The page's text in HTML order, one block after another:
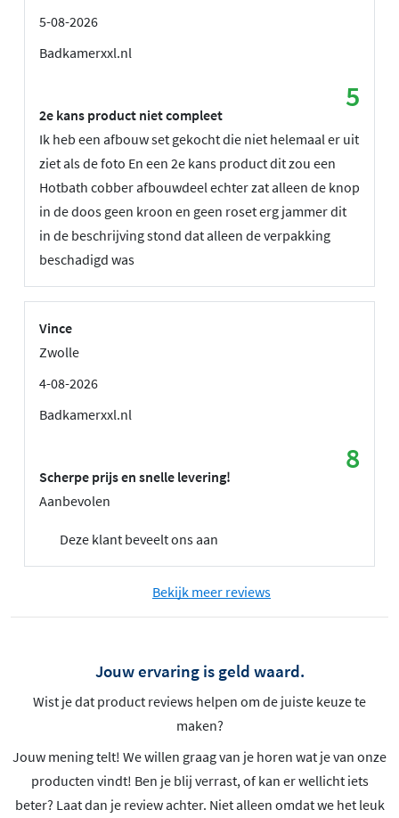
5-08-2026
Badkamerxxl.nl
5
2e kans product niet compleet
Ik heb een afbouw set gekocht die niet helemaal er uit
ziet als de foto En een 2e kans product dit zou een
Hotbath cobber afbouwdeel echter zat alleen de knop
in de doos geen kroon en geen roset erg jammer dit
in de beschrijving stond dat alleen de verpakking
beschadigd was
Vince
Zwolle
4-08-2026
Badkamerxxl.nl
8
Scherpe prijs en snelle levering!
Aanbevolen
Deze klant beveelt ons aan
Bekijk meer reviews
Jouw ervaring is geld waard.
Wist je dat product reviews helpen om de juiste keuze te
maken?
Jouw mening telt! We willen graag van je horen wat je van onze
producten vindt! Ben je blij verrast, of kan er wellicht iets
beter? Laat dan je review achter. Niet alleen omdat we het leuk